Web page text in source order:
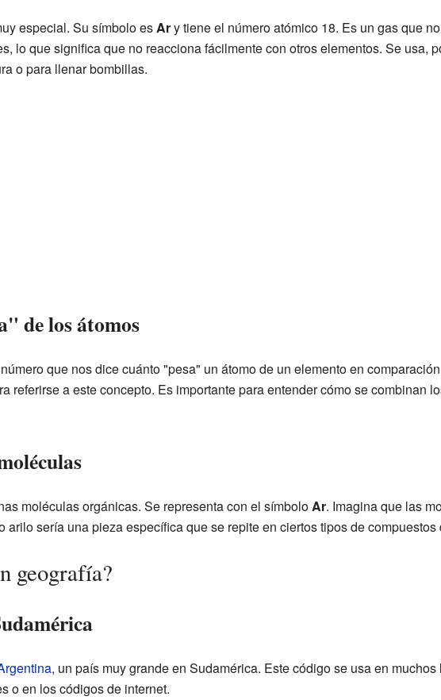
especial. Su símbolo esAry tiene el número atómico 18. Es un gas que
lo que significa que no reacciona fácilmente con otros elementos. Se usa,
o para llenar bombillas.
de los átomos
que nos dice cuánto "pesa" un átomo de un elemento en
referirse a este concepto. Es importante para entender cómo se combinan
moléculas orgánicas. Se representa con el símboloAr. Imagina que las
arilo sería una pieza específica que se repite en ciertos tipos de compuestos
geografía?
, un país muy grande en Sudamérica. Este código se usa en muchos
o en los códigos de internet.